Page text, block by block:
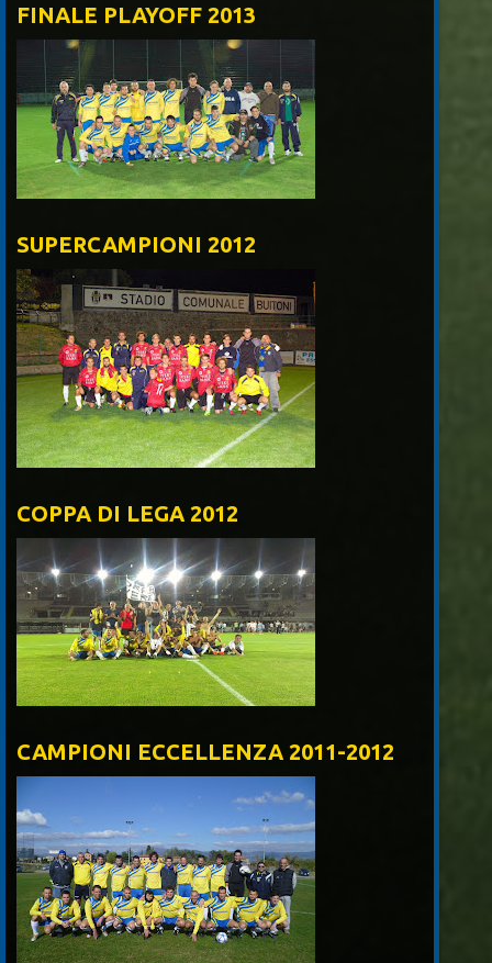
FINALE PLAYOFF 2013
SUPERCAMPIONI 2012
COPPA DI LEGA 2012
CAMPIONI ECCELLENZA 2011-2012